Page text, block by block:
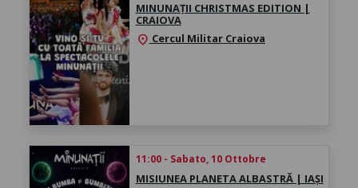
MINUNAȚII CHRISTMAS EDITION |
CRAIOVA
location_on Cercul Militar Craiova
11:00 - Sabato, 10 Ottobre
MISIUNEA PLANETA ALBASTRĂ | IAȘI